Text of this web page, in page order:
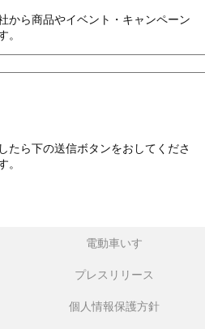
から商品やイベント・キャンペーン
たら下の送信ボタンをおしてくださ
電動車いす
プレスリリース
個人情報保護方針